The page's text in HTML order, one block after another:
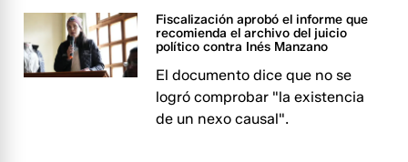
Fiscalización aprobó el informe que
recomienda el archivo del juicio
político contra Inés Manzano
El documento dice que no se
logró comprobar "la existencia
de un nexo causal".